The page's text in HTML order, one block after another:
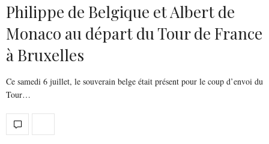
Philippe de Belgique et Albert de
Monaco au départ du Tour de France
à Bruxelles
Ce samedi 6 juillet, le souverain belge était présent pour le coup d’envoi du
Tour…